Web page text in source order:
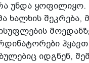
უნდა ყოფილიყო.
ხალხის შეკრება,
ჰყავთ
იდგნენ,